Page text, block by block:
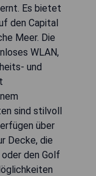
Es bietet
den Capital
Meer. Die
WLAN,
und
sind stilvoll
über
Decke, die
den Golf